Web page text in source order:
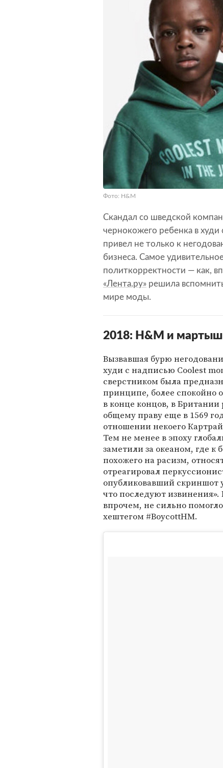
Фото: H&M
Скандал со шведской
чернокожего ребенка в
привел не только к
бизнеса. Самое
политкорректности — как,
«Лента.ру» решила
мире моды.
2018: H&M и
Вызвавшая бурю
худи с надписью Coolest
сверстником была
принципе, более спокойно
в конце концов, в
общему праву еще в 1569
отношении некоего
Тем не менее в эпоху
заметили за океаном, где к
похожего на расизм,
отреагировал
опубликовавший скриншот
что последуют
впрочем, не сильно
хештегом #BoycottHM.